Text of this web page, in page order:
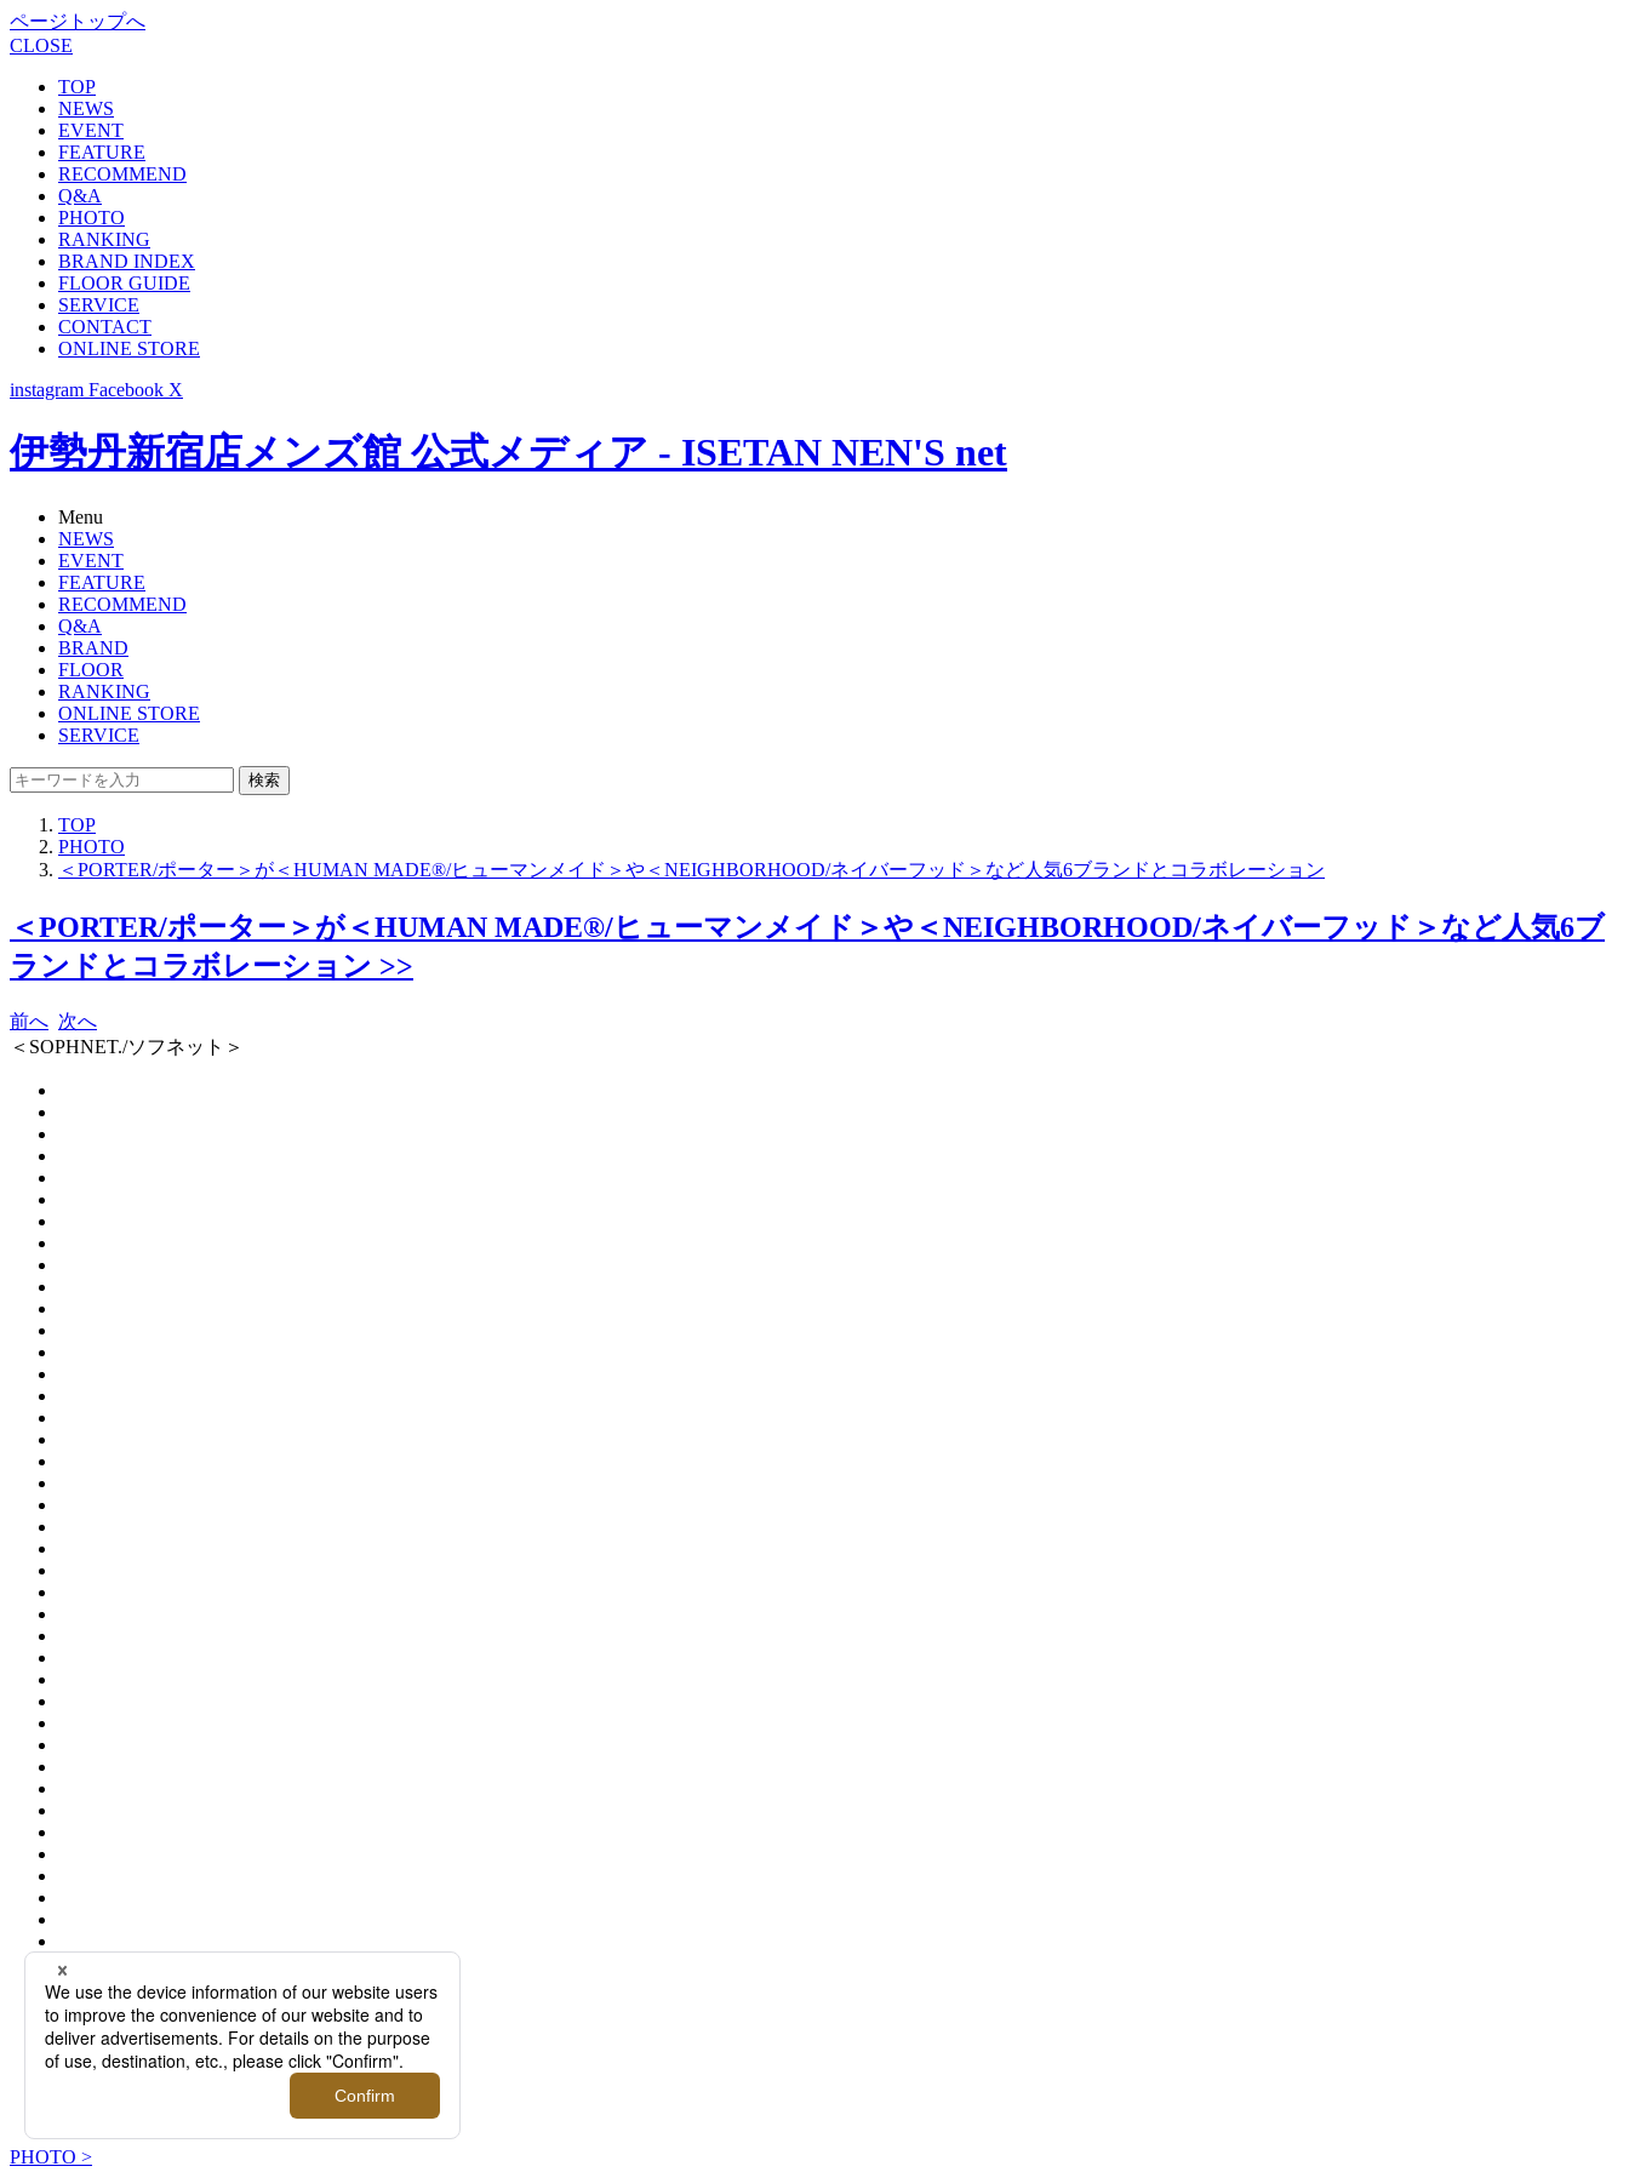
ページトップへ
CLOSE
TOP
NEWS
EVENT
FEATURE
RECOMMEND
Q&A
PHOTO
RANKING
BRAND INDEX
FLOOR GUIDE
SERVICE
CONTACT
ONLINE STORE
instagram Facebook X
伊勢丹新宿店メンズ館 公式メディア - ISETAN NEN'S net
Menu
NEWS
EVENT
FEATURE
RECOMMEND
Q&A
BRAND
FLOOR
RANKING
ONLINE STORE
SERVICE
検索
TOP
PHOTO
＜PORTER/ポーター＞が＜HUMAN MADE®/ヒューマンメイド＞や＜NEIGHBORHOOD/ネイバーフッド＞など人気6ブランドとコラボレーション
＜PORTER/ポーター＞が＜HUMAN MADE®/ヒューマンメイド＞や＜NEIGHBORHOOD/ネイバーフッド＞など人気6ブ
ランドとコラボレーション >>
前へ 次へ
＜SOPHNET./ソフネット＞
PHOTO >